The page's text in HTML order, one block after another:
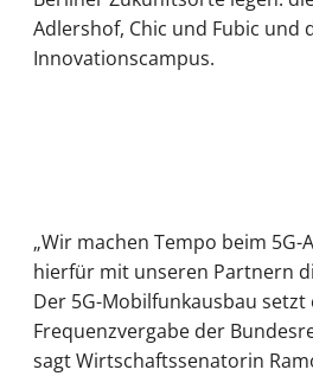
Adlershof, Chic und Fubic und
Innovationscampus.
„Wir machen Tempo beim
hierfür mit unseren Partnern
Der 5G-Mobilfunkausbau
Frequenzvergabe der
sagt Wirtschaftssenatorin